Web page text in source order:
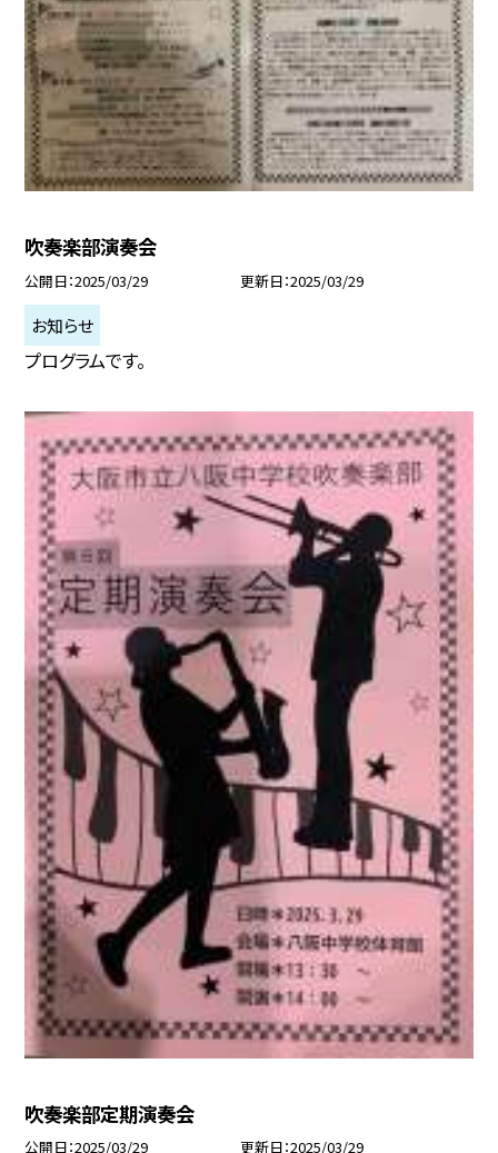
吹奏楽部演奏会
公開日 2025/03/29 更新日 2025/03/29
お知らせ
プログラムです。
吹奏楽部定期演奏会
公開日 2025/03/29 更新日 2025/03/29